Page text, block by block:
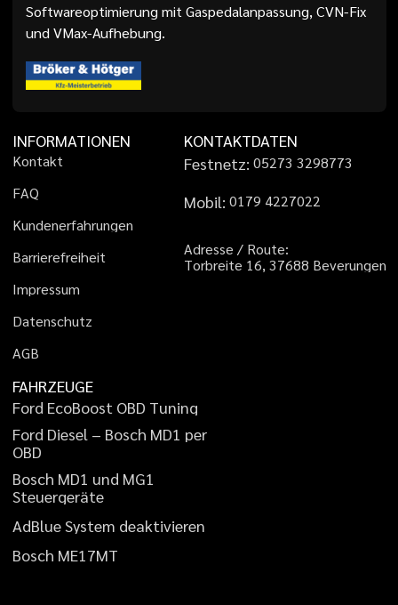
Softwareoptimierung mit Gaspedalanpassung, CVN-Fix
und VMax-Aufhebung.
INFORMATIONEN
Kontakt
FAQ
Kundenerfahrungen
Barrierefreiheit
Impressum
Datenschutz
AGB
KONTAKTDATEN
Festnetz: 05273 3298773
Mobil: 01 79 4227022
Adresse / Route:
Torbreite 16, 37688 Beverungen
FAHRZEUGE
Ford EcoBoost OBD Tuning
Ford Diesel – Bosch MD1 per
OBD
Bosch MD1 und MG1
Steuergeräte
AdBlueSystem deaktivieren
Bosch ME17MT